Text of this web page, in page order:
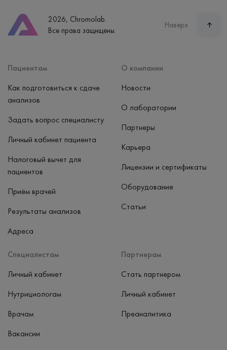
Часы работы
пн-вс: 7:30-15:00
2026, Chromolab.
Все права защищены.
Наверх
Пациентам
Как подготовиться к сдаче
анализов
Задать вопрос специалисту
Личный кабинет пациента
Налоговый вычет для
пациентов
Приём врачей
Результаты анализов
Адреса
Специалистам
Личный кабинет
Нутрициологам
Врачам
Вакансии
Партнерам
Стать партнером
Личный кабинет
Преаналитика
О компании
Новости
О лаборатории
Партнеры
Карьера
Лицензии и сертификаты
Оборудование
Статьи